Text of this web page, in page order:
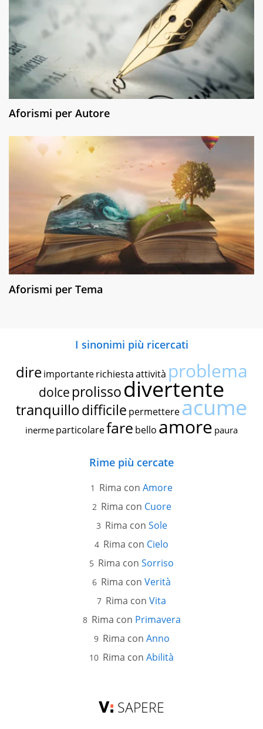
Aforismi per Autore
Aforismi per Tema
I sinonimi più ricercati
dire importante richiestaattività problema
dolce prolissodivertente
tranquillodifficile permettereacume
inerme particolarefare bello amore paura
Rime più cercate
Rima con Amore
Rima con Cuore
Rima con Sole
Rima con Cielo
Rima con Sorriso
Rima con Verità
Rima con Vita
Rima con Primavera
Rima con Anno
Rima con Abilità
SAPERE